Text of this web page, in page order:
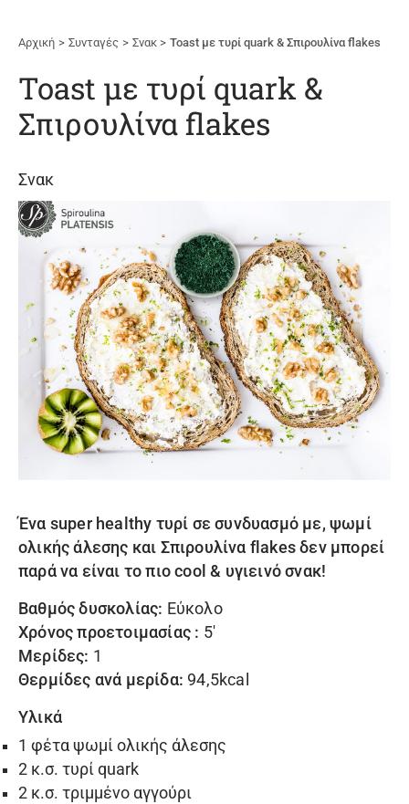
Αρχική Συνταγές Σνακ Toast με τυρί quark & Σπιρουλίνα flakes
Toast με τυρί quark &
Σπιρουλίνα flakes
Σνακ
Ένα super healthy τυρί σε συνδυασμό με, ψωμί
ολικής άλεσης και Σπιρουλίνα flakesδεν μπορεί
παρά να είναι το πιο cool & υγιεινό σνακ!
Βαθμός δυσκολίας: Εύκολο
Χρόνος προετοιμασίας : 5′
Μερίδες: 1
Θερμίδες ανά μερίδα: 94,5kcal
Υλικά
1 φέτα ψωμί ολικής άλεσης
2 κ.σ. τυρί quark
2 κ.σ. τριμμένο αγγούρι